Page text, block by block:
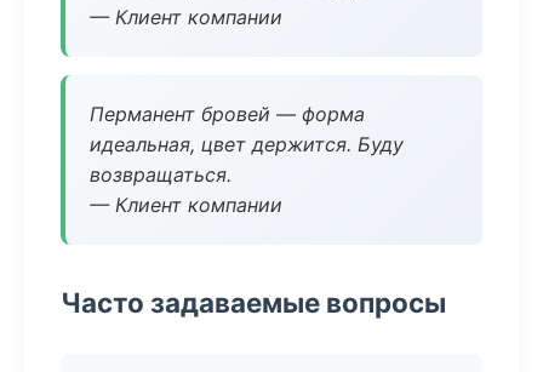
— Клиент компании
Перманент бровей — форма
идеальная, цвет держится. Буду
возвращаться.
— Клиент компании
Часто задаваемые вопросы